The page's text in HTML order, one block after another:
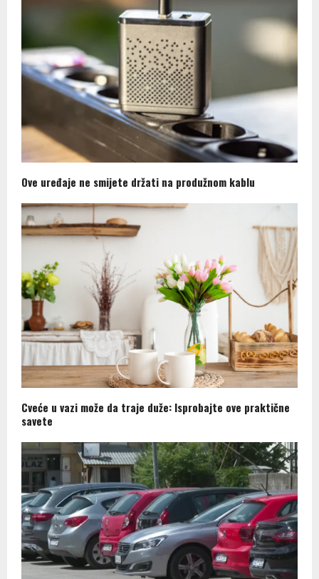
Ove uređaje ne smijete držati na produžnom kablu
Cveće u vazi može da traje duže: Isprobajte ove praktične
savete